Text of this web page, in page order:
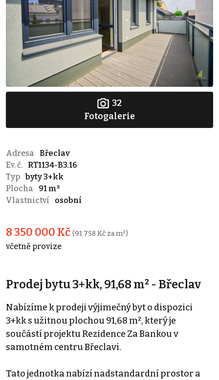
32
Fotogalerie
Adresa
Břeclav
Ev. č.
RT1134-B3.16
Typ byty 3+kk
Plocha
91 m²
Vlastnictví
osobní
8 350 000 Kč (91 758 Kč za m²)
včetně provize
Prodej bytu 3+kk, 91,68 m² - Břeclav
Nabízíme k prodeji výjimečný byt o dispozici
3+kk s užitnou plochou 91,68 m², který je
součástí projektu Rezidence Za Bankou v
samotném centru Břeclavi.
Tato jednotka nabízí nadstandardní prostor a